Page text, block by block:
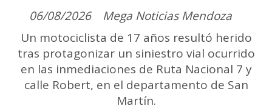
Mega Noticias Mendoza
06/08/2026
Un motociclista de 17 años resultó herido
tras protagonizar un siniestro vial ocurrido
en las inmediaciones de Ruta Nacional 7 y
calle Robert, en el departamento de San
Martín.